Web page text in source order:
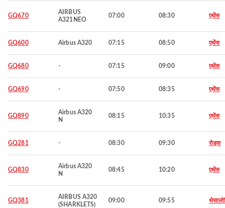
GQ670
AIRBUS
A321NEO
07:00 08:30 एथेंस
GQ600 Airbus A320 07:15 08:50 एथेंस
GQ680 - 07:15 09:00 एथेंस
GQ690 - 07:50 08:35 एथेंस
GQ890
Airbus A320
N
08:15 10:35 एथेंस
GQ281 - 08:30 09:30 रोड्स
GQ830
Airbus A320
N
08:45 10:20 एथेंस
GQ381
AIRBUS A320
(SHARKLETS)
09:00 09:55